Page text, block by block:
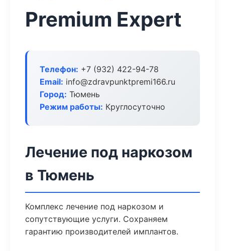
Premium Expert
Телефон: +7 (932) 422-94-78
Email: info@zdravpunktpremi166.ru
Город: Тюмень
Режим работы: Круглосуточно
Лечение под наркозом
в Тюмень
Комплекс лечение под наркозом и
сопутствующие услуги. Сохраняем
гарантию производителей имплантов.